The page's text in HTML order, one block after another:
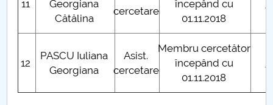
11
Georgiana
Cătălina
cercetare
începând cu
01.11.2018
12
PASCU Iuliana
Georgiana
Asist.
cercetare
Membru cercetător
începând cu
01.11.2018